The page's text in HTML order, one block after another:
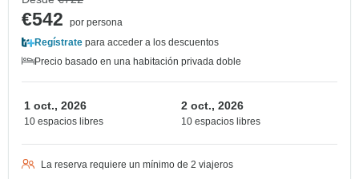
€542
por persona
Regístrate para acceder a los descuentos
Precio basado en una habitación privada doble
1 oct., 2026
10 espacios libres
2 oct., 2026
10 espacios libres
La reserva requiere un mínimo de 2 viajeros